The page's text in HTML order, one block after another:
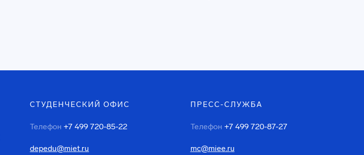
СТУДЕНЧЕСКИЙ ОФИС
Телефон +7 499 720-85-22
depedu@miet.ru
ПРЕСС-СЛУЖБА
Телефон +7 499 720-87-27
mc@miee.ru